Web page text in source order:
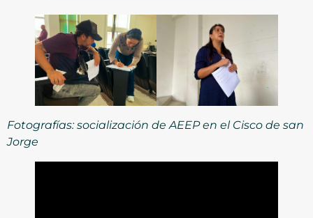
Fotografías: socialización de AEEP en el Cisco de san
Jorge